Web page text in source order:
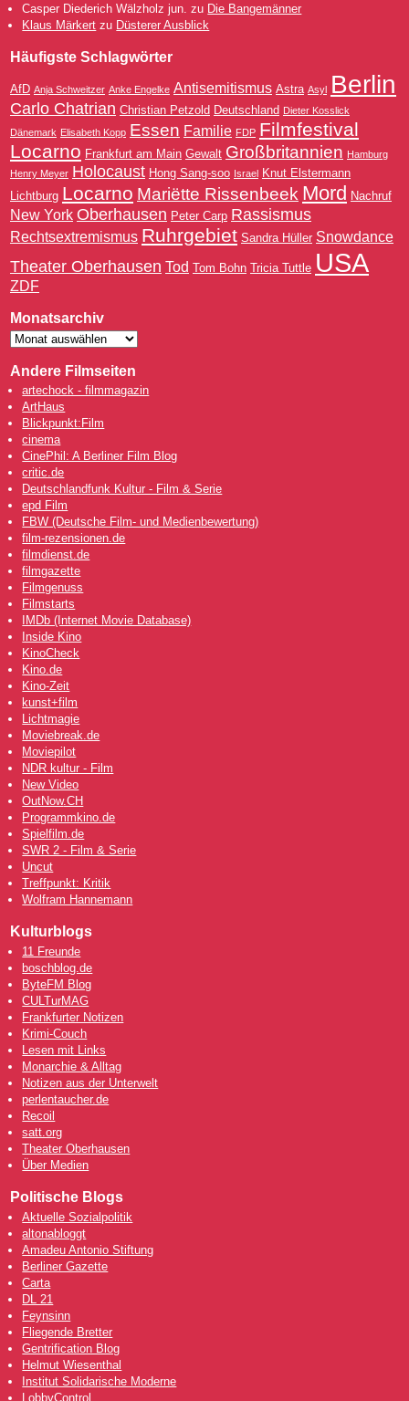
Casper Diederich Wälzholz jun. zu Die Bangemänner
Klaus Märkert zu Düsterer Ausblick
Häufigste Schlagwörter
AfD Anja Schweitzer Anke Engelke Antisemitismus Astra Asyl Berlin
Carlo Chatrian Christian Petzold Deutschland Dieter Kosslick
Dänemark Elisabeth Kopp Essen Familie FDP Filmfestival
Locarno Frankfurt am Main Gewalt Großbritannien Hamburg
Henry Meyer Holocaust Hong Sang-soo Israel Knut Elstermann
Lichtburg Locarno Mariëtte Rissenbeek Mord Nachruf
New York Oberhausen Peter Carp Rassismus
Rechtsextremismus Ruhrgebiet Sandra Hüller Snowdance
Theater Oberhausen Tod Tom Bohn Tricia Tuttle USA
ZDF
Monatsarchiv
Andere Filmseiten
artechock - filmmagazin
ArtHaus
Blickpunkt:Film
cinema
CinePhil: A Berliner Film Blog
critic.de
Deutschlandfunk Kultur - Film & Serie
epd Film
FBW (Deutsche Film- und Medienbewertung)
film-rezensionen.de
filmdienst.de
filmgazette
Filmgenuss
Filmstarts
IMDb (Internet Movie Database)
Inside Kino
KinoCheck
Kino.de
Kino-Zeit
kunst+film
Lichtmagie
Moviebreak.de
Moviepilot
NDR kultur - Film
New Video
OutNow.CH
Programmkino.de
Spielfilm.de
SWR 2 - Film & Serie
Uncut
Treffpunkt: Kritik
Wolfram Hannemann
Kulturblogs
11 Freunde
boschblog.de
ByteFM Blog
CULTurMAG
Frankfurter Notizen
Krimi-Couch
Lesen mit Links
Monarchie & Alltag
Notizen aus der Unterwelt
perlentaucher.de
Recoil
satt.org
Theater Oberhausen
Über Medien
Politische Blogs
Aktuelle Sozialpolitik
altonabloggt
Amadeu Antonio Stiftung
Berliner Gazette
Carta
DL 21
Feynsinn
Fliegende Bretter
Gentrification Blog
Helmut Wiesenthal
Institut Solidarische Moderne
LobbyControl